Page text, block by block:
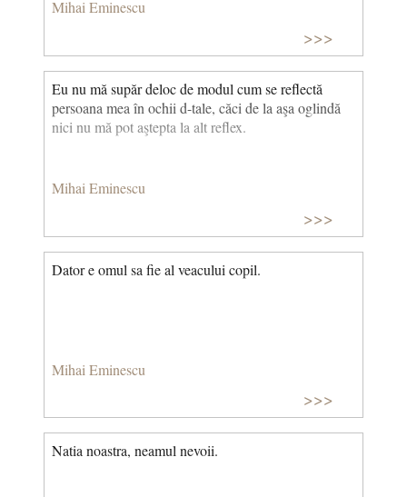
Mihai Eminescu
>>>
Eu nu mă supăr deloc de modul cum se reflectă
persoana mea în ochii d-tale, căci de la aşa oglindă
nici nu mă pot aştepta la alt reflex.
Mihai Eminescu
>>>
Dator e omul sa fie al veacului copil.
Mihai Eminescu
>>>
Natia noastra, neamul nevoii.